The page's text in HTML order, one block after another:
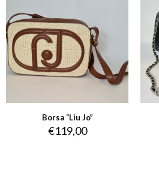
Borsa “Liu Jo”
€119,00